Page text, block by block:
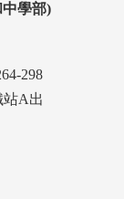
學部)
298
站A出